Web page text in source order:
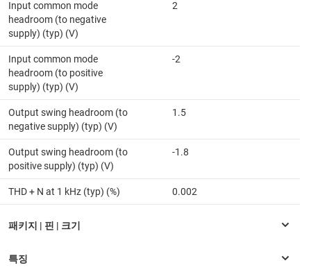
Input common mode
headroom (to negative
supply) (typ) (V)
2
Input common mode
headroom (to positive
supply) (typ) (V)
-2
Output swing headroom (to
negative supply) (typ) (V)
1.5
Output swing headroom (to
positive supply) (typ) (V)
-1.8
THD + N at 1 kHz (typ) (%) 0.002